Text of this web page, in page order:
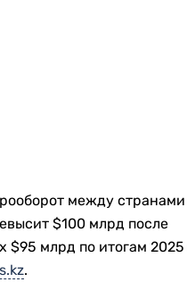
между
$100 млрд после
$95 млрд по итогам 2025
.